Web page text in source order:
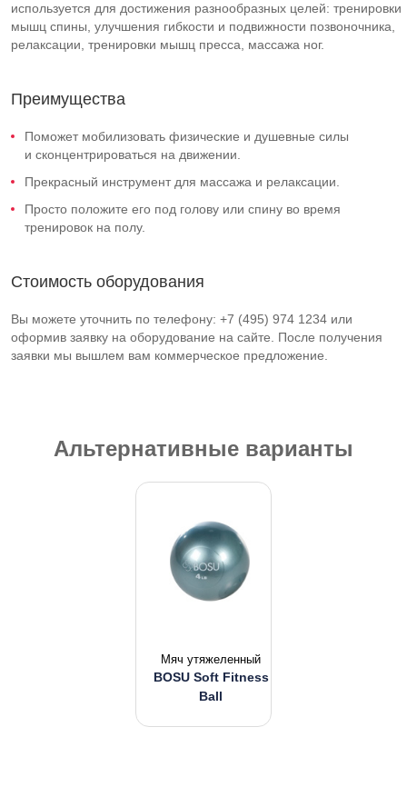
используется для достижения разнообразных целей: тренировки
мышц спины, улучшения гибкости и подвижности позвоночника,
релаксации, тренировки мышц пресса, массажа ног.
Преимущества
Поможет мобилизовать физические и душевные силы
и сконцентрироваться на движении.
Прекрасный инструмент для массажа и релаксации.
Просто положите его под голову или спину во время
тренировок на полу.
Стоимость оборудования
Вы можете уточнить по телефону: +7 (495) 974 1234 или
оформив заявку на оборудование на сайте. После получения
заявки мы вышлем вам коммерческое предложение.
Альтернативные варианты
Мяч утяжеленный
BOSU Soft Fitness
Ball